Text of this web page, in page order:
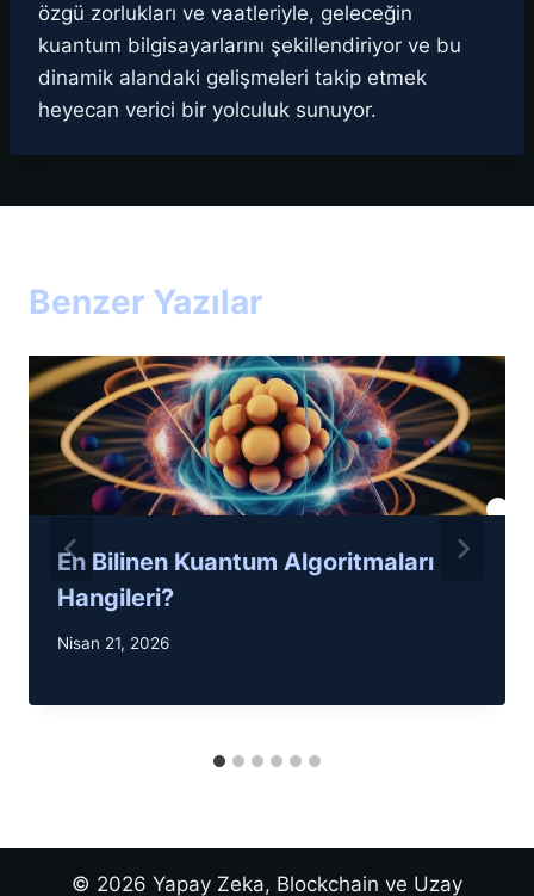
özgü zorlukları ve vaatleriyle, geleceğin
kuantum bilgisayarlarını şekillendiriyor ve bu
dinamik alandaki gelişmeleri takip etmek
heyecan verici bir yolculuk sunuyor.
Benzer Yazılar
En Bilinen Kuantum Algoritmaları
Hangileri?
Nisan 21, 2026
© 2026 Yapay Zeka, Blockchain ve Uzay